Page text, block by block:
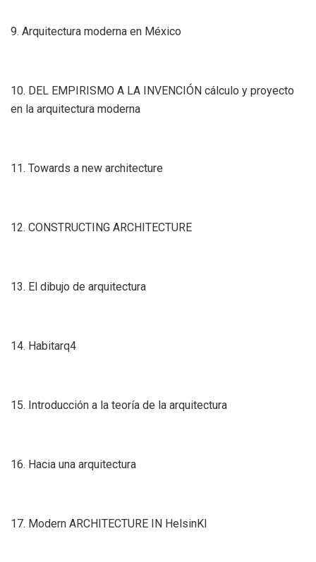
9. Arquitectura moderna en México
10. DEL EMPIRISMO A LA INVENCIÓN cálculo y proyecto
en la arquitectura moderna
11. Towards a new architecture
12. CONSTRUCTING ARCHITECTURE
13. El dibujo de arquitectura
14. Habitarq4
15. Introducción a la teoría de la arquitectura
16. Hacia una arquitectura
17. Modern ARCHITECTURE IN HelsinKI